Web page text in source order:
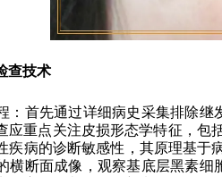
查技术
：首先通过详细病史采集排除
应重点关注皮损形态学特征，包
疾病的诊断敏感性，其原理基
横断面成像，观察基底层黑素